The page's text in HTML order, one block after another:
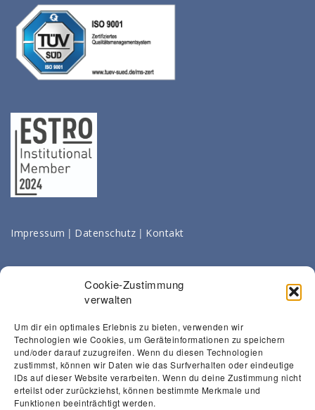
Cookie-Zustimmung
verwalten
Um dir ein optimales Erlebnis zu bieten, verwenden wir
Technologien wie Cookies, um Geräteinformationen zu speichern
und/oder darauf zuzugreifen. Wenn du diesen Technologien
zustimmst, können wir Daten wie das Surfverhalten oder eindeutige
IDs auf dieser Website verarbeiten. Wenn du deine Zustimmung nicht
erteilst oder zurückziehst, können bestimmte Merkmale und
Funktionen beeinträchtigt werden.
Impressum | Datenschutz | Kontakt